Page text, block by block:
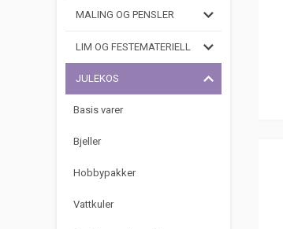
MALING OG PENSLER
LIM OG FESTEMATERIELL
JULEKOS
Basis varer
Bjeller
Hobbypakker
Vattkuler